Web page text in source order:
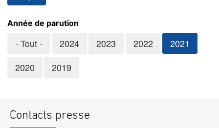
Année de parution
- Tout - 2024 2023 2022
2021
2020
2019
Contacts presse